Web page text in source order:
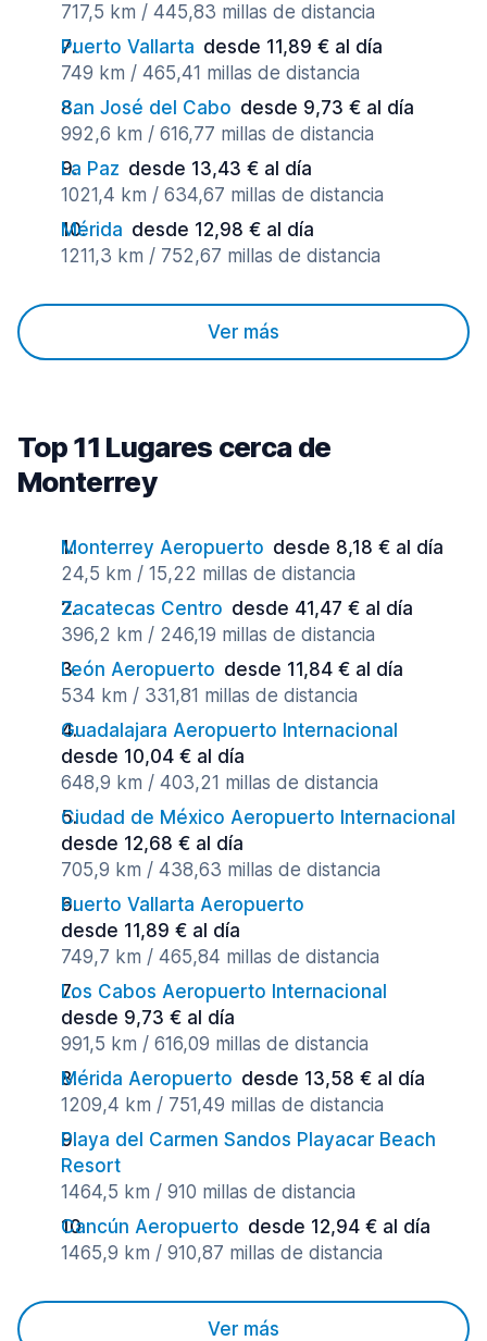
717,5 km / 445,83 millas de distancia
Puerto Vallarta desde 11,89 € al día
749 km / 465,41 millas de distancia
San José del Cabo desde 9,73 € al día
992,6 km / 616,77 millas de distancia
La Paz desde 13,43 € al día
1021,4 km / 634,67 millas de distancia
Mérida desde 12,98 € al día
1211,3 km / 752,67 millas de distancia
Ver más
Top 11 Lugares cerca de
Monterrey
Monterrey Aeropuerto desde 8,18 € al día
24,5 km / 15,22 millas de distancia
Zacatecas Centro desde 41,47 € al día
396,2 km / 246,19 millas de distancia
León Aeropuerto desde 11,84 € al día
534 km / 331,81 millas de distancia
Guadalajara Aeropuerto Internacional
desde 10,04 € al día
648,9 km / 403,21 millas de distancia
Ciudad de México Aeropuerto Internacional
desde 12,68 € al día
705,9 km / 438,63 millas de distancia
Puerto Vallarta Aeropuerto
desde 11,89 € al día
749,7 km / 465,84 millas de distancia
Los Cabos Aeropuerto Internacional
desde 9,73 € al día
991,5 km / 616,09 millas de distancia
Mérida Aeropuerto desde 13,58 € al día
1209,4 km / 751,49 millas de distancia
Playa del Carmen Sandos Playacar Beach
Resort
1464,5 km / 910 millas de distancia
Cancún Aeropuerto desde 12,94 € al día
1465,9 km / 910,87 millas de distancia
Ver más